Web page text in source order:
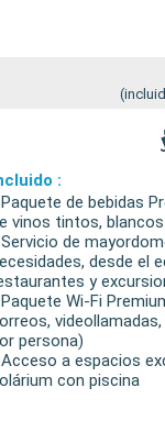
:
de bebidas
vinos tintos,
de
desde el
y
Wi-Fi
persona)
a espacios
con piscina